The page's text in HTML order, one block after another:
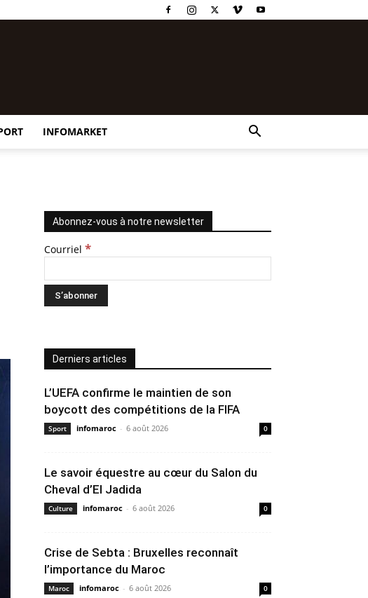
INFOMARKET
Abonnez-vous à notre newsletter
Courriel *
Derniers articles
L’UEFA confirme le maintien de son
boycott des compétitions de la FIFA
Sport infomaroc - 6 août 2026 0
Le savoir équestre au cœur du Salon du
Cheval d’El Jadida
Culture infomaroc - 6 août 2026 0
Crise de Sebta : Bruxelles reconnaît
l’importance du Maroc
Maroc infomaroc - 6 août 2026 0